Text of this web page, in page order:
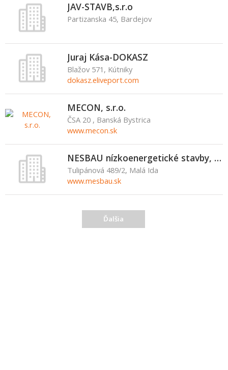
JAV-STAVB,s.r.o
Partizanska 45, Bardejov
Juraj Kása-DOKASZ
Blažov 571, Kútniky
dokasz.eliveport.com
MECON, s.r.o.
ČSA 20 , Banská Bystrica
www.mecon.sk
NESBAU nízkoenergetické stavby, s.r.o.
Tulipánová 489/2, Malá Ida
www.mesbau.sk
Ďalšia